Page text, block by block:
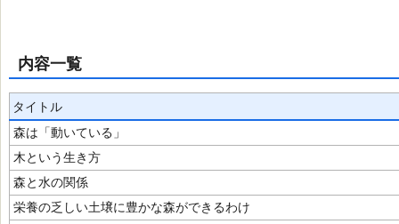
内容一覧
タイトル
森は「動いている」
木という生き方
森と水の関係
栄養の乏しい土壌に豊かな森ができるわけ